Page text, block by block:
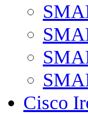
Cisco